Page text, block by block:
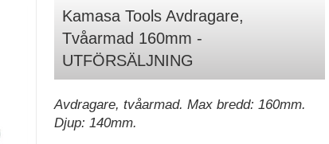
Kamasa Tools Avdragare,
Tvåarmad 160mm -
UTFÖRSÄLJNING
Avdragare, tvåarmad. Max bredd: 160mm.
Djup: 140mm.